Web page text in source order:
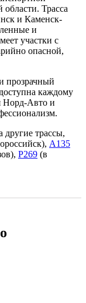
Трасса
и Каменск-
и
участки с
опасной,
прозрачный
каждому
Норд-Авто и
трассы,
А135
Р269(в